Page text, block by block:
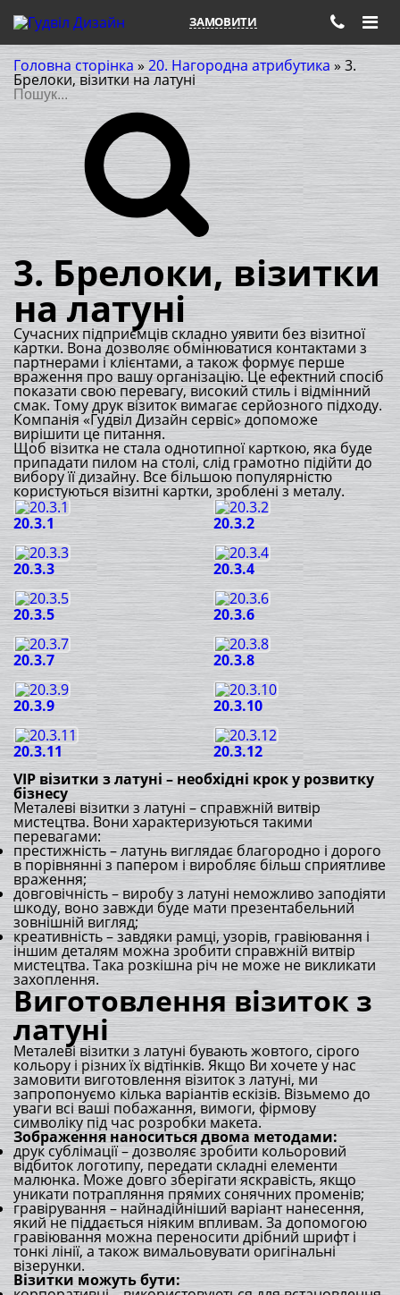
ЗАМОВИТИ
Головна сторінка »20. Нагородна атрибутика »3.
Брелоки, візитки на латуні
Пошук
3. Брелоки, візитки
на латуні
Сучасних підприємців складно уявити без візитної
картки. Вона дозволяє обмінюватися контактами з
партнерами і клієнтами, а також формує перше
враження про вашу організацію. Це ефектний спосіб
показати свою перевагу, високий стиль і відмінний
смак. Тому друк візиток вимагає серйозного підходу.
Компанія «Гудвіл Дизайн сервіс» допоможе
вирішити це питання.
Щоб візитка не стала однотипної карткою, яка буде
припадати пилом на столі, слід грамотно підійти до
вибору її дизайну. Все більшою популярністю
користуються візитні картки, зроблені з металу.
20.3.1
20.3.2
20.3.3 20.3.4
20.3.5 20.3.6
20.3.7 20.3.8
20.3.9 20.3.10
20.3.11
20.3.12
VIP візитки з латуні – необхідні крок у розвитку
бізнесу
Металеві візитки з латуні – справжній витвір
мистецтва. Вони характеризуються такими
перевагами:
престижність – латунь виглядає благородно і дорого
в порівнянні з папером і виробляє більш сприятливе
враження;
довговічність – виробу з латуні неможливо заподіяти
шкоду, воно завжди буде мати презентабельний
зовнішній вигляд;
креативність – завдяки рамці, узорів, гравіювання і
іншим деталям можна зробити справжній витвір
мистецтва. Така розкішна річ не може не викликати
захоплення.
Виготовлення візиток з
латуні
Металеві візитки з латуні бувають жовтого, сірого
кольору і різних їх відтінків. Якщо Ви хочете у нас
замовити виготовлення візиток з латуні, ми
запропонуємо кілька варіантів ескізів. Візьмемо до
уваги всі ваші побажання, вимоги, фірмову
символіку під час розробки макета.
Зображення наноситься двома методами:
друк сублімації – дозволяє зробити кольоровий
відбиток логотипу, передати складні елементи
малюнка. Може довго зберігати яскравість, якщо
уникати потрапляння прямих сонячних променів;
гравірування – найнадійніший варіант нанесення,
який не піддається ніяким впливам. За допомогою
гравіювання можна переносити дрібний шрифт і
тонкі лінії, а також вимальовувати оригінальні
візерунки.
Візитки можуть бути: